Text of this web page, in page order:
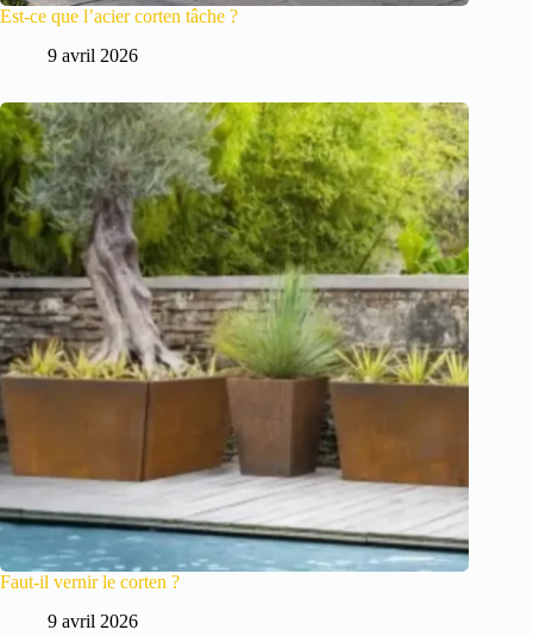
Est-ce que l’acier corten tâche ?
9 avril 2026
Faut-il vernir le corten ?
9 avril 2026